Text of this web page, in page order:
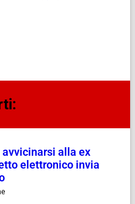
avvicinarsi alla ex
elettronico invia